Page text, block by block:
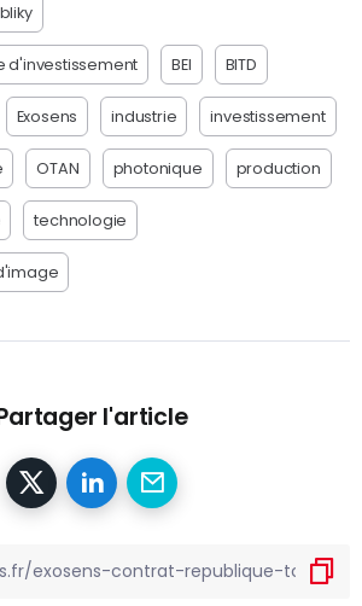
d'investissement BEI BITD
Exosens industrie investissement
OTAN photonique production
technologie
l'article